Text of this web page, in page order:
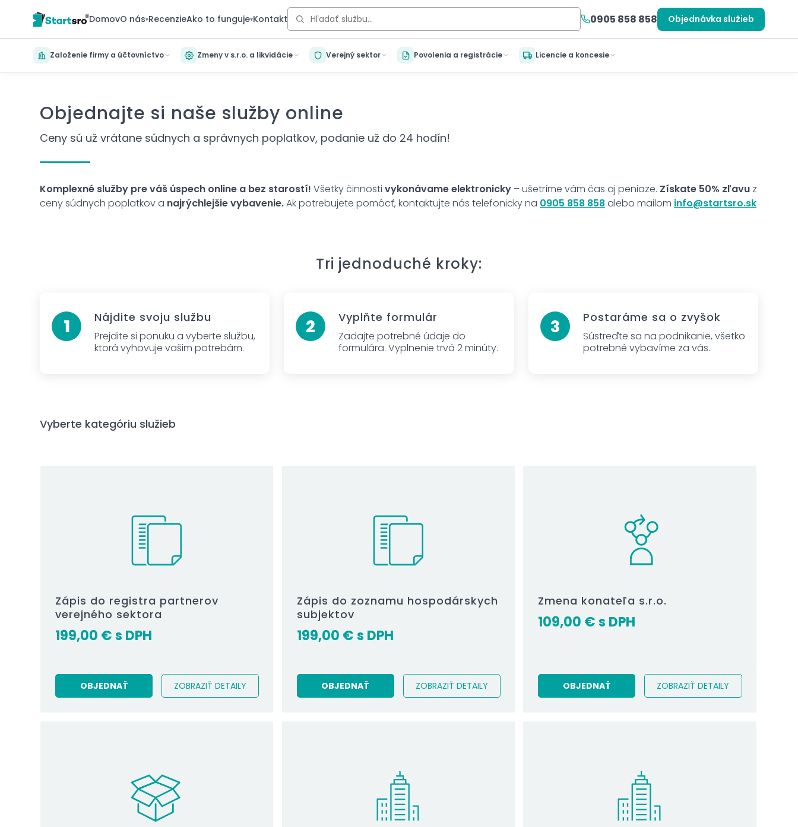
DomovO nás▾RecenzieAko to funguje▾Kontakt 0905 858 858 Objednávka služieb
Založenie firmy a účtovníctvo Zmeny v s.r.o. a likvidácie Verejný sektor Povolenia a registrácie Licencie a koncesie
Objednajte si naše služby online
Ceny sú už vrátane súdnych a správnych poplatkov, podanie už do 24 hodín!
Komplexné služby pre váš úspech online a bez starostí! Všetky činnosti vykonávame elektronicky – ušetríme vám čas aj peniaze. Získate 50% zľavu z
ceny súdnych poplatkov a najrýchlejšie vybavenie.Ak potrebujete pomôcť, kontaktujte nás telefonicky na 0905 858 858alebo mailom info@startsro.sk
Tri jednoduché kroky:
Nájdite svoju službu
Prejdite si ponuku a vyberte službu,
ktorá vyhovuje vašim potrebám.
Vyplňte formulár
Zadajte potrebné údaje do
formulára. Vyplnenie trvá 2 minúty.
Postaráme sa o zvyšok
Sústreďte sa na podnikanie, všetko
potrebné vybavíme za vás.
Vyberte kategóriu služieb
Zápis do registra partnerov
verejného sektora
199,00 €
OBJEDNAŤ ZOBRAZIŤ DETAILY
Zápis do zoznamu hospodárskych
subjektov
199,00 €
OBJEDNAŤ ZOBRAZIŤ DETAILY
Zmena konateľa s.r.o.
109,00 €
OBJEDNAŤ ZOBRAZIŤ DETAILY